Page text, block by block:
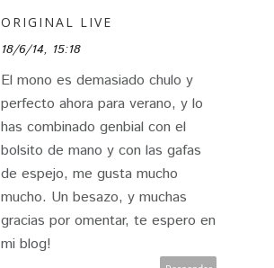
ORIGINAL LIVE
18/6/14, 15:18
El mono es demasiado chulo y
perfecto ahora para verano, y lo
has combinado genbial con el
bolsito de mano y con las gafas
de espejo, me gusta mucho
mucho. Un besazo, y muchas
gracias por omentar, te espero en
mi blog!